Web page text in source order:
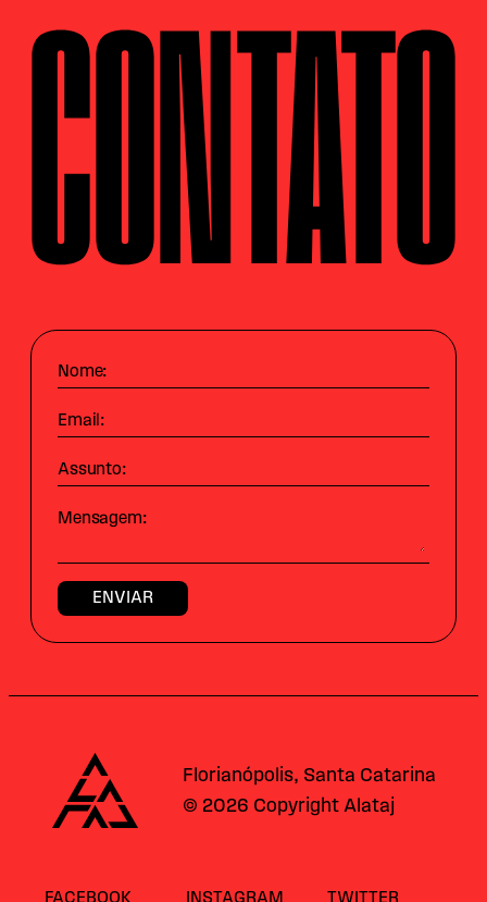
CONTATO
Nome:
Email:
Assunto:
Mensagem:
Alataj
Florianópolis, Santa Catarina
© 2026 Copyright Alataj